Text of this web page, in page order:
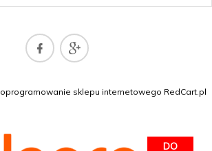
oprogramowanie sklepu internetowego RedCart.pl
DO